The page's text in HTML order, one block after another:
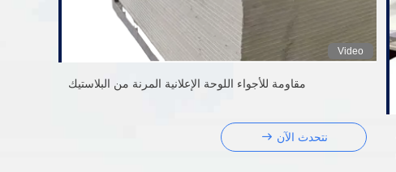
Video
مقاومة للأجواء اللوحة الإعلانية المرنة من البلاستيك
نتحدث الآن